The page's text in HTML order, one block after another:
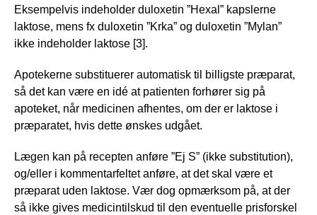
Eksempelvis indeholder duloxetin ”Hexal” kapslerne
laktose, mens fx duloxetin ”Krka” og duloxetin ”Mylan”
ikke indeholder laktose [3].
Apotekerne substituerer automatisk til billigste præparat,
så det kan være en idé at patienten forhører sig på
apoteket, når medicinen afhentes, om der er laktose i
præparatet, hvis dette ønskes udgået.
Lægen kan på recepten anføre ”Ej S” (ikke substitution),
og/eller i kommentarfeltet anføre, at det skal være et
præparat uden laktose. Vær dog opmærksom på, at der
så ikke gives medicintilskud til den eventuelle prisforskel